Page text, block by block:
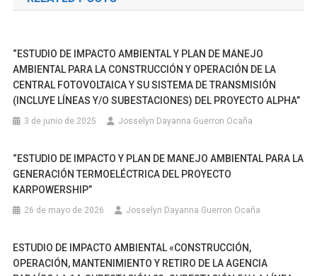
DE
POR
LAS
L/T
GUANGOPOLO
–
MULALÓ
–
ROSA
–
POMASQUI
entradas
“ESTUDIO DE IMPACTO AMBIENTAL Y PLAN DE MANEJO
AMBIENTAL PARA LA CONSTRUCCIÓN Y OPERACIÓN DE LA
CENTRAL FOTOVOLTAICA Y SU SISTEMA DE TRANSMISIÓN
(INCLUYE LÍNEAS Y/O SUBESTACIONES) DEL PROYECTO ALPHA”
3 de junio de 2025 Josselyn Dayanna Guerron Ocaña
“ESTUDIO DE IMPACTO Y PLAN DE MANEJO AMBIENTAL PARA LA
GENERACIÓN TERMOELÉCTRICA DEL PROYECTO
KARPOWERSHIP”
26 de mayo de 2026 Josselyn Dayanna Guerron Ocaña
ESTUDIO DE IMPACTO AMBIENTAL «CONSTRUCCIÓN,
OPERACIÓN, MANTENIMIENTO Y RETIRO DE LA AGENCIA